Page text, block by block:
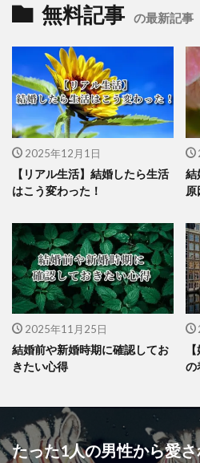
無料記事 の最新記事
2025年12月1日
【リアル生活】結婚したら生活
はこう変わった！
結
原
2025年11月25日
結婚前や新婚時期に確認してお
きたい心得
の
たった1人の男性から愛